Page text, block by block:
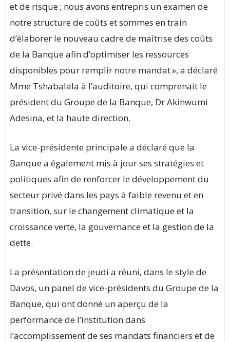
et de risque ; nous avons entrepris un examen de
notre structure de coûts et sommes en train
d’élaborer le nouveau cadre de maîtrise des coûts
de la Banque afin d’optimiser les ressources
disponibles pour remplir notre mandat », a déclaré
Mme Tshabalala à l’auditoire, qui comprenait le
président du Groupe de la Banque, Dr Akinwumi
Adesina, et la haute direction.
La vice-présidente principale a déclaré que la
Banque a également mis à jour ses stratégies et
politiques afin de renforcer le développement du
secteur privé dans les pays à faible revenu et en
transition, sur le changement climatique et la
croissance verte, la gouvernance et la gestion de la
dette.
La présentation de jeudi a réuni, dans le style de
Davos, un panel de vice-présidents du Groupe de la
Banque, qui ont donné un aperçu de la
performance de l’institution dans
l’accomplissement de ses mandats financiers et de